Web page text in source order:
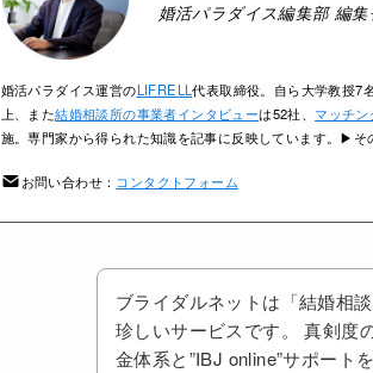
婚活パラダイス編集部 編集
婚活パラダイス運営のLIFRELL代表取締役。自ら大学教授7
上、また結婚相談所の事業者インタビューは52社、マッチン
施。専門家から得られた知識を記事に反映しています。▶そ
お問い合わせ： コンタクトフォーム
ブライダルネットは「結婚相
珍しいサービスです。 真剣度
金体系と”IBJ online”サポート